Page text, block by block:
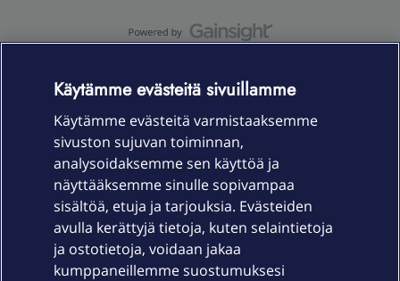
Laitteet & liittymät
Palvelut
Käytämme evästeitä sivuillamme
Käytämme evästeitä varmistaaksemme
sivuston sujuvan toiminnan,
analysoidaksemme sen käyttöä ja
näyttääksemme sinulle sopivampaa
sisältöä, etuja ja tarjouksia. Evästeiden
avulla kerättyjä tietoja, kuten selaintietoja
ja ostotietoja, voidaan jakaa
kumppaneillemme suostumuksesi